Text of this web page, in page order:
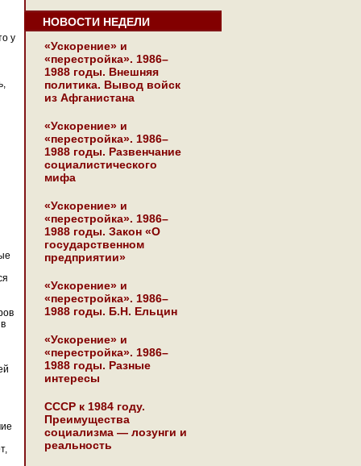
у
НОВОСТИ НЕДЕЛИ
«Ускорение» и
«перестройка». 1986–
1988 годы. Внешняя
политика. Вывод войск
из Афганистана
«Ускорение» и
«перестройка». 1986–
1988 годы. Развенчание
социалистического
мифа
«Ускорение» и
«перестройка». 1986–
1988 годы. Закон «О
государственном
предприятии»
«Ускорение» и
«перестройка». 1986–
1988 годы. Б.Н. Ельцин
«Ускорение» и
«перестройка». 1986–
1988 годы. Разные
интересы
СССР к 1984 году.
Преимущества
социализма — лозунги и
реальность